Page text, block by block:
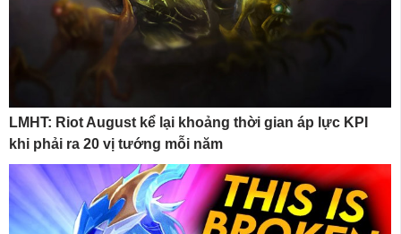
LMHT: Riot August kể lại khoảng thời gian áp lực KPI
khi phải ra 20 vị tướng mỗi năm